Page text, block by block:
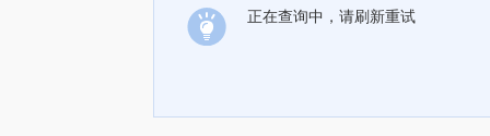
正在查询中，请刷新重试